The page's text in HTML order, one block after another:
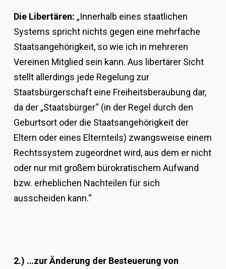
Die Libertären: „Innerhalb eines staatlichen
Systems spricht nichts gegen eine mehrfache
Staatsangehörigkeit, so wie ich in mehreren
Vereinen Mitglied sein kann. Aus libertärer Sicht
stellt allerdings jede Regelung zur
Staatsbürgerschaft eine Freiheitsberaubung dar,
da der „Staatsbürger“ (in der Regel durch den
Geburtsort oder die Staatsangehörigkeit der
Eltern oder eines Elternteils) zwangsweise einem
Rechtssystem zugeordnet wird, aus dem er nicht
oder nur mit großem bürokratischem Aufwand
bzw. erheblichen Nachteilen für sich
ausscheiden kann.“
2.) …zur Änderung der Besteuerung von